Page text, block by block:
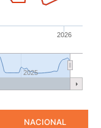
2026
2025
NACIONAL